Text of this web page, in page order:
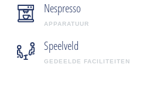
Nespresso
APPARATUUR
Speelveld
GEDEELDE FACILITEITEN